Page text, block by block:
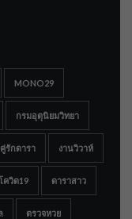
MONO29
กรมอุตุนิยมวิทยา
คู่รักดารา งานวิวาห์
ควิด19 ดาราสาว
ตรวจหวย